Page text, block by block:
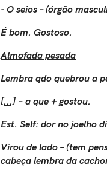
- O seios – (órgão
É bom. Gostoso.
Almofada pesada
Lembra qdo quebrou a
[...]– a que + gostou.
Est. Self: dor no joelho
Virou de lado – (tem
cabeça lembra da